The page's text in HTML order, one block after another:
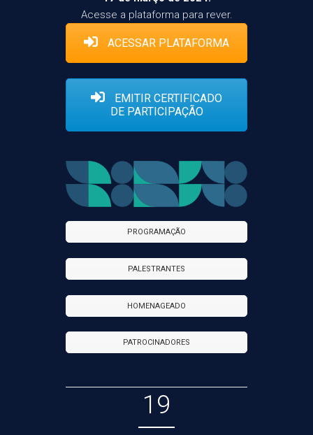
Acesse a plataforma para rever.
ACESSAR PLATAFORMA
EMITIR CERTIFICADO
DE PARTICIPAÇÃO
PROGRAMAÇÃO
PALESTRANTES
HOMENAGEADO
PATROCINADORES
19